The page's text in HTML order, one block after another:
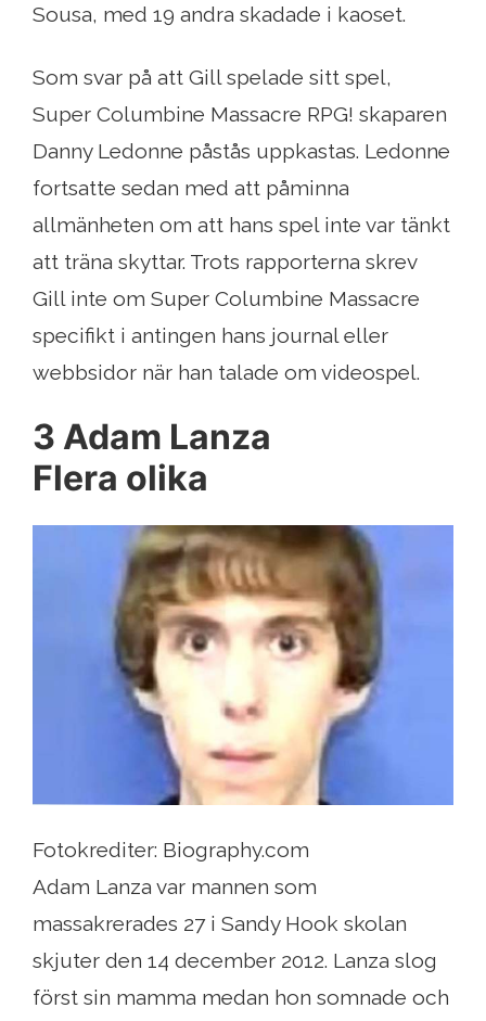
Sousa, med 19 andra skadade i kaoset.
Som svar på att Gill spelade sitt spel,
Super Columbine Massacre RPG! skaparen
Danny Ledonne påstås uppkastas. Ledonne
fortsatte sedan med att påminna
allmänheten om att hans spel inte var tänkt
att träna skyttar. Trots rapporterna skrev
Gill inte om Super Columbine Massacre
specifikt i antingen hans journal eller
webbsidor när han talade om videospel.
3 Adam Lanza
Flera olika
Fotokrediter: Biography.com
Adam Lanza var mannen som
massakrerades 27 i Sandy Hook skolan
skjuter den 14 december 2012. Lanza slog
först sin mamma medan hon somnade och